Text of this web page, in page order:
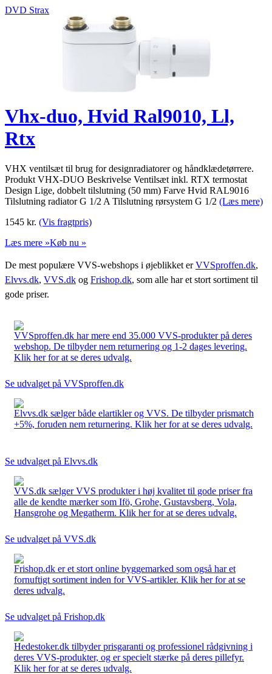
DVD Strax
Vhx-duo, Hvid Ral9010, Ll,
Rtx
VHX ventilsæt til brug for designradiatorer og håndklædetørrere.
Produkt VHX-DUO Beskrivelse Ventilsæt inkl. RTX termostat
Design Lige, dobbelt tilslutning (50 mm) Farve Hvid RAL9016
Tilslutning radiator G 1/2 A Tilslutning rørsystem G 1/2 (Læs mere)
1545 kr. (Vis fragtpris)
Læs mere »Køb nu »
De mest populære VVS-webshops i øjeblikket erVVSproffen.dk,
Elvvs.dk, VVS.dk og Frishop.dk, som alle har et stort sortiment til
gode priser.
VVSproffen.dk har mere end 35.000 VVS-produkter på deres
webshop. De tilbyder nem returnering og 1-2 dages levering.
Klik her for at se deres udvalg.
Se udvalget på VVSproffen.dk
Elvvs.dk sælger både elartikler og VVS. De tilbyder prismatch
+5%, foruden nem returnering. Klik her for at se deres udvalg.
Se udvalget på Elvvs.dk
VVS.dk sælger VVS produkter i høj kvalitet til gode priser fra
alle de kendte mærker som Ifö, Grohe, Gustavsberg, Vola,
Hansgrohe og Megatherm. Klik her for at se deres udvalg.
Se udvalget på VVS.dk
Frishop.dk er et stort online byggemarked som også har et
fornuftigt sortiment inden for VVS-artikler. Klik her for at se
deres udvalg.
Se udvalget på Frishop.dk
Hedestoker.dk tilbyder prisgaranti og professionel rådgivning i
deres VVS-produkter, og er specielt stærke på deres pillefyr.
Klik her for at se deres udvalg.